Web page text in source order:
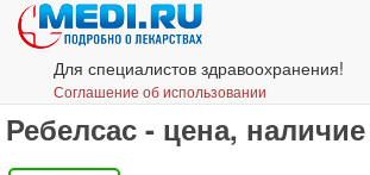
Для специалистов здравоохранения!
Соглашение об использовании
Ребелсас - цена,